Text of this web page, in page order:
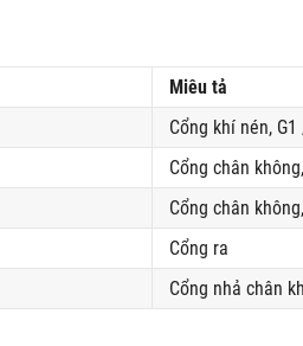
Miêu tả
Cổng khí nén, G1
Cổng chân
Cổng chân
Cổng ra
Cổng nhả chân